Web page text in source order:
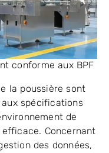
conforme aux BPF
la poussière sont
spécifications
de
Concernant
des données,